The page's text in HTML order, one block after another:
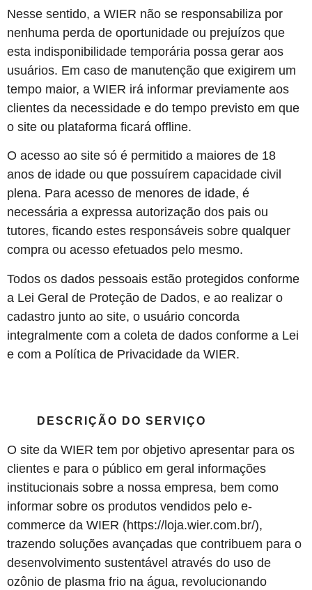
Nesse sentido, a WIER não se responsabiliza por
nenhuma perda de oportunidade ou prejuízos que
esta indisponibilidade temporária possa gerar aos
usuários. Em caso de manutenção que exigirem um
tempo maior, a WIER irá informar previamente aos
clientes da necessidade e do tempo previsto em que
o site ou plataforma ficará offline.
O acesso ao site só é permitido a maiores de 18
anos de idade ou que possuírem capacidade civil
plena. Para acesso de menores de idade, é
necessária a expressa autorização dos pais ou
tutores, ficando estes responsáveis sobre qualquer
compra ou acesso efetuados pelo mesmo.
Todos os dados pessoais estão protegidos conforme
a Lei Geral de Proteção de Dados, e ao realizar o
cadastro junto ao site, o usuário concorda
integralmente com a coleta de dados conforme a Lei
e com a Política de Privacidade da WIER.
DESCRIÇÃO DO SERVIÇO
O site da WIER tem por objetivo apresentar para os
clientes e para o público em geral informações
institucionais sobre a nossa empresa, bem como
informar sobre os produtos vendidos pelo e-
commerce da WIER (https://loja.wier.com.br/),
trazendo soluções avançadas que contribuem para o
desenvolvimento sustentável através do uso de
ozônio de plasma frio na água, revolucionando